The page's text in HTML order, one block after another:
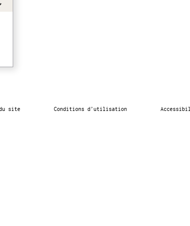
site Conditions d’utilisation